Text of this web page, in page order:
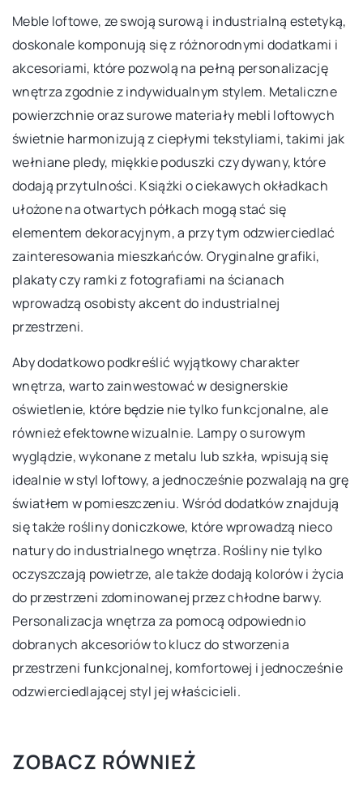
Meble loftowe, ze swoją surową i industrialną estetyką,
doskonale komponują się z różnorodnymi dodatkami i
akcesoriami, które pozwolą na pełną personalizację
wnętrza zgodnie z indywidualnym stylem. Metaliczne
powierzchnie oraz surowe materiały mebli loftowych
świetnie harmonizują z ciepłymi tekstyliami, takimi jak
wełniane pledy, miękkie poduszki czy dywany, które
dodają przytulności. Książki o ciekawych okładkach
ułożone na otwartych półkach mogą stać się
elementem dekoracyjnym, a przy tym odzwierciedlać
zainteresowania mieszkańców. Oryginalne grafiki,
plakaty czy ramki z fotografiami na ścianach
wprowadzą osobisty akcent do industrialnej
przestrzeni.
Aby dodatkowo podkreślić wyjątkowy charakter
wnętrza, warto zainwestować w designerskie
oświetlenie, które będzie nie tylko funkcjonalne, ale
również efektowne wizualnie. Lampy o surowym
wyglądzie, wykonane z metalu lub szkła, wpisują się
idealnie w styl loftowy, a jednocześnie pozwalają na grę
światłem w pomieszczeniu. Wśród dodatków znajdują
się także rośliny doniczkowe, które wprowadzą nieco
natury do industrialnego wnętrza. Rośliny nie tylko
oczyszczają powietrze, ale także dodają kolorów i życia
do przestrzeni zdominowanej przez chłodne barwy.
Personalizacja wnętrza za pomocą odpowiednio
dobranych akcesoriów to klucz do stworzenia
przestrzeni funkcjonalnej, komfortowej i jednocześnie
odzwierciedlającej styl jej właścicieli.
ZOBACZ RÓWNIEŻ